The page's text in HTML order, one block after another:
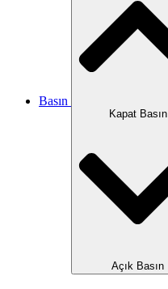
Basın
Kapat Basın
Açık Basın